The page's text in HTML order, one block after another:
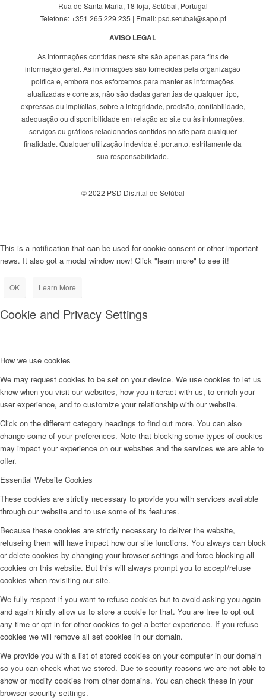
Rua de Santa Maria, 18 loja, Setúbal, Portugal
Telefone: +351 265 229 235 | Email: psd.setubal@sapo.pt
AVISO LEGAL
As informações contidas neste site são apenas para fins de
informação geral. As informações são fornecidas pela organização
política e, embora nos esforcemos para manter as informações
atualizadas e corretas, não são dadas garantias de qualquer tipo,
expressas ou implícitas, sobre a integridade, precisão, confiabilidade,
adequação ou disponibilidade em relação ao site ou às informações,
serviços ou gráficos relacionados contidos no site para qualquer
finalidade. Qualquer utilização indevida é, portanto, estritamente da
sua responsabilidade.
© 2022 PSD Distrital de Setúbal
This is a notification that can be used for cookie consent or other important
news. It also got a modal window now! Click "learn more" to see it!
OK Learn More
Cookie and Privacy Settings
How we use cookies
We may request cookies to be set on your device. We use cookies to let us
know when you visit our websites, how you interact with us, to enrich your
user experience, and to customize your relationship with our website.
Click on the different category headings to find out more. You can also
change some of your preferences. Note that blocking some types of cookies
may impact your experience on our websites and the services we are able to
offer.
Essential Website Cookies
These cookies are strictly necessary to provide you with services available
through our website and to use some of its features.
Because these cookies are strictly necessary to deliver the website,
refuseing them will have impact how our site functions. You always can block
or delete cookies by changing your browser settings and force blocking all
cookies on this website. But this will always prompt you to accept/refuse
cookies when revisiting our site.
We fully respect if you want to refuse cookies but to avoid asking you again
and again kindly allow us to store a cookie for that. You are free to opt out
any time or opt in for other cookies to get a better experience. If you refuse
cookies we will remove all set cookies in our domain.
We provide you with a list of stored cookies on your computer in our domain
so you can check what we stored. Due to security reasons we are not able to
show or modify cookies from other domains. You can check these in your
browser security settings.